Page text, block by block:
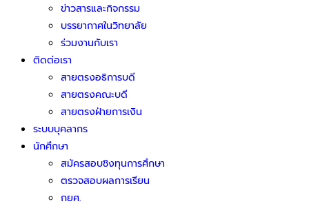
ข่าวสารและกิจกรรม
บรรยากาศในวิทยาลัย
ร่วมงานกับเรา
ติดต่อเรา
สายตรงอธิการบดี
สายตรงคณะบดี
สายตรงฝ่ายการเงิน
ระบบบุคลากร
นักศึกษา
สมัครสอบชิงทุนการศึกษา
ตรวจสอบผลการเรียน
กยศ.